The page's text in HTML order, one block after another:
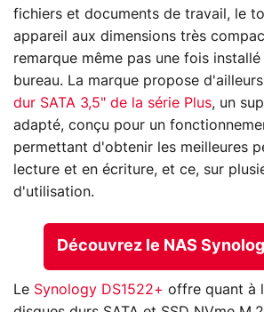
fichiers et documents de travail, le
appareil aux dimensions très
remarque même pas une fois
bureau. La marque propose
dur SATA 3,5" de la série Plus, un
adapté, conçu pour un
permettant d'obtenir les meilleures
lecture et en écriture, et ce, sur
d'utilisation.
Découvrez le NAS
Le Synology DS1522+ offre quant à